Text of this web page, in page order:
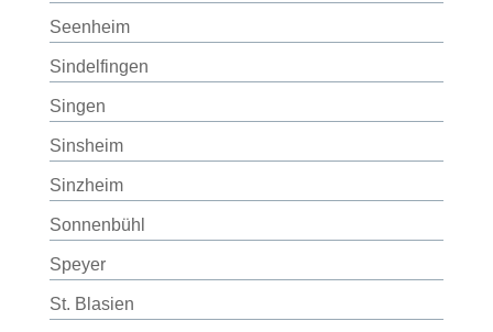
Seenheim
Sindelfingen
Singen
Sinsheim
Sinzheim
Sonnenbühl
Speyer
St. Blasien